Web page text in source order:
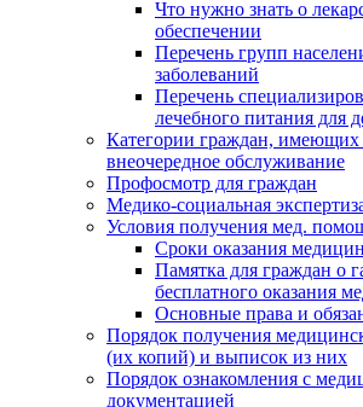
Что нужно знать о
обеспечении
Перечень групп
заболеваний
Перечень
лечебного питания для
Категории граждан, имеющих
внеочередное обслуживание
Профосмотр для граждан
Медико-социальная
Условия получения мед.
Сроки оказания
Памятка для граждан о
бесплатного оказания
Основные права и
Порядок получения
(их копий) и выписок из них
Порядок ознакомления с
документацией